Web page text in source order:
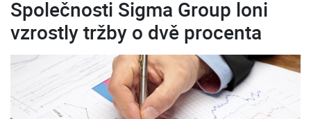
Společnosti Sigma Group loni
vzrostly tržby o dvě procenta